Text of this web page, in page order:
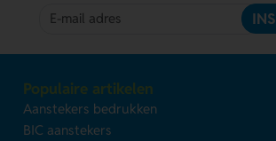
Populaire artikelen
Aanstekers bedrukken
BIC aanstekers